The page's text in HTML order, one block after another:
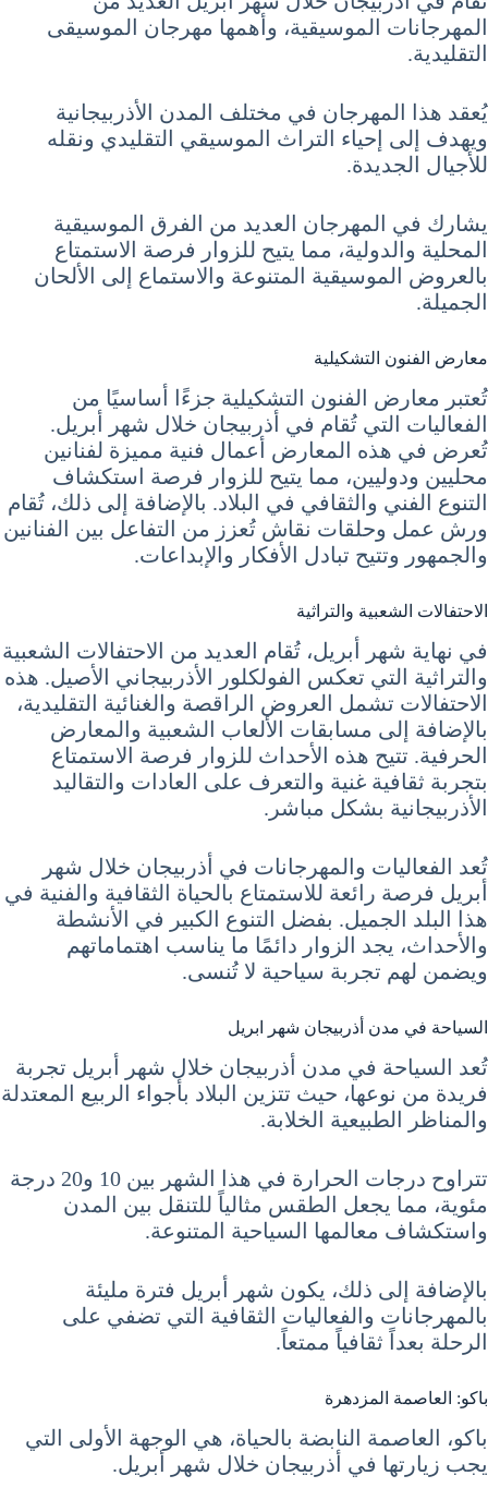
المهرجانات الموسيقية، وأهمها مهرجان الموسيقى
التقليدية.
يُعقد هذا المهرجان في مختلف المدن الأذربيجانية
ويهدف إلى إحياء التراث الموسيقي التقليدي ونقله
للأجيال الجديدة.
يشارك في المهرجان العديد من الفرق الموسيقية
المحلية والدولية، مما يتيح للزوار فرصة الاستمتاع
بالعروض الموسيقية المتنوعة والاستماع إلى الألحان
الجميلة.
معارض الفنون التشكيلية
تُعتبر معارض الفنون التشكيلية جزءًا أساسيًا من
الفعاليات التي تُقام في أذربيجان خلال شهر أبريل.
تُعرض في هذه المعارض أعمال فنية مميزة لفنانين
محليين ودوليين، مما يتيح للزوار فرصة استكشاف
التنوع الفني والثقافي في البلاد. بالإضافة إلى ذلك، تُقام
ورش عمل وحلقات نقاش تُعزز من التفاعل بين الفنانين
والجمهور وتتيح تبادل الأفكار والإبداعات.
الاحتفالات الشعبية والتراثية
في نهاية شهر أبريل، تُقام العديد من الاحتفالات الشعبية
والتراثية التي تعكس الفولكلور الأذربيجاني الأصيل. هذه
الاحتفالات تشمل العروض الراقصة والغنائية التقليدية،
بالإضافة إلى مسابقات الألعاب الشعبية والمعارض
الحرفية. تتيح هذه الأحداث للزوار فرصة الاستمتاع
بتجربة ثقافية غنية والتعرف على العادات والتقاليد
الأذربيجانية بشكل مباشر.
تُعد الفعاليات والمهرجانات في أذربيجان خلال شهر
أبريل فرصة رائعة للاستمتاع بالحياة الثقافية والفنية في
هذا البلد الجميل. بفضل التنوع الكبير في الأنشطة
والأحداث، يجد الزوار دائمًا ما يناسب اهتماماتهم
ويضمن لهم تجربة سياحية لا تُنسى.
السياحة في مدن أذربيجان شهر ابريل
تُعد السياحة في مدن أذربيجان خلال شهر أبريل تجربة
فريدة من نوعها، حيث تتزين البلاد بأجواء الربيع المعتدلة
والمناظر الطبيعية الخلابة.
تتراوح درجات الحرارة في هذا الشهر بين 10 و20 درجة
مئوية، مما يجعل الطقس مثالياً للتنقل بين المدن
واستكشاف معالمها السياحية المتنوعة.
بالإضافة إلى ذلك، يكون شهر أبريل فترة مليئة
بالمهرجانات والفعاليات الثقافية التي تضفي على
الرحلة بعداً ثقافياً ممتعاً.
باكو: العاصمة المزدهرة
باكو، العاصمة النابضة بالحياة، هي الوجهة الأولى التي
يجب زيارتها في أذربيجان خلال شهر أبريل.